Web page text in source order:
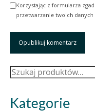
Korzystając z formularza
przetwarzanie twoich
Szukaj:
Kategorie